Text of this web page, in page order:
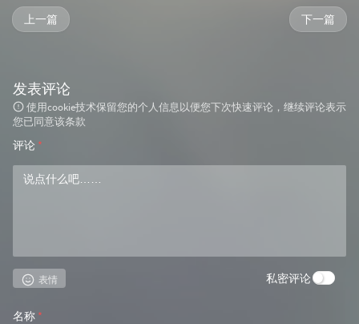
下一篇
上一篇
发表评论
使用cookie技术保留您的个人信息以便您下次快速评论，继续评论表示
您已同意该条款
评论 *
表情 私密评论
名称 *